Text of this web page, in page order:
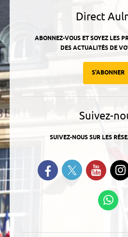
Direct
ABONNEZ-VOUS ET SOYEZ LES
DES ACTUALITÉS DE
S'ABONNER
Suivez-
SUIVEZ-NOUS SUR LES
Retrouvez-nous sur
Suivez-